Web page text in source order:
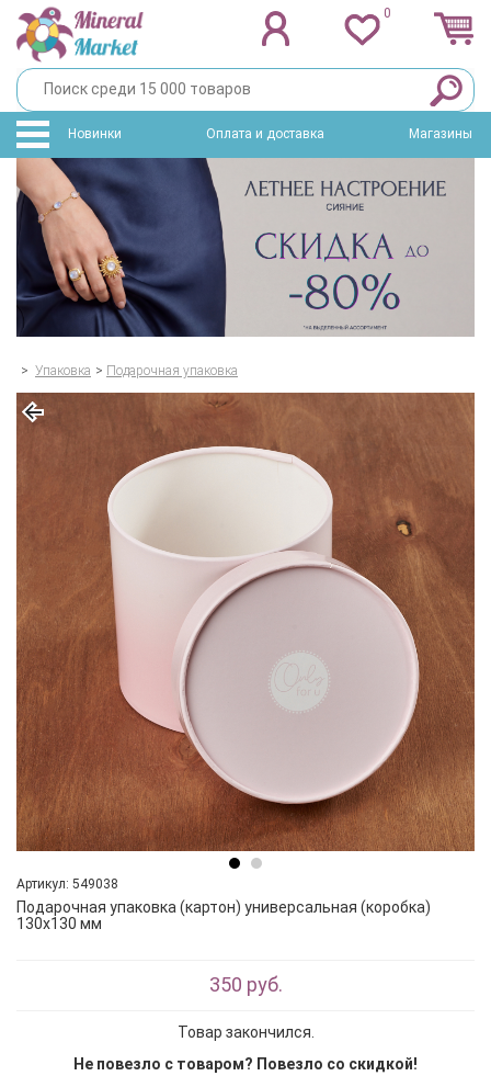
0
Новинки Оплата и доставка Магазины
> Упаковка > Подарочная упаковка
Артикул: 549038
Подарочная упаковка (картон) универсальная (коробка)
130х130 мм
350 руб.
Товар закончился.
Не повезло с товаром? Повезло со скидкой!